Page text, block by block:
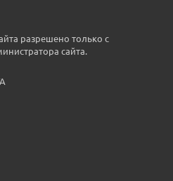
разрешено только с
сайта.